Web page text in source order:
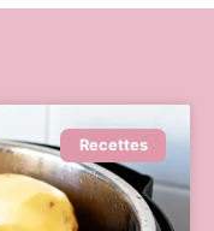
Recettes